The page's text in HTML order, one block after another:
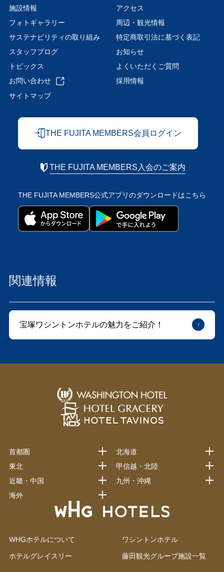
施設情報
アクセス
フォトギャラリー
周辺・観光情報
サステナビリティの取り組み
特定商取引法に基づく表記
スタッフブログ
お知らせ
トピックス
よくいただくご質問
お問い合わせ
採用情報
サイトマップ
THE FUJITA MEMBERS会員ログイン
THE FUJITA MEMBERS入会のご案内
THE FUJITA MEMBERS公式アプリのダウンロードはこちら
関連情報
宝塚ワシントンホテルの魅力をご紹介！
WHGホテルについて ワシントンホテル
ホテルグレイスリー 藤田観光グループ施設一覧
首都圏
北海道
東北
甲信越・北陸
近畿・中国
九州・沖縄
海外